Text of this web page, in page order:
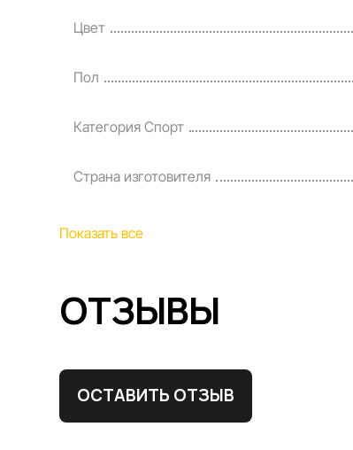
Цвет
Пол
Категория Спорт
Страна изготовителя
Показать все
ОТЗЫВЫ
ОСТАВИТЬ ОТЗЫВ